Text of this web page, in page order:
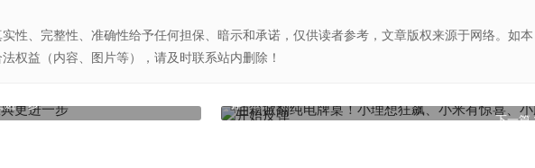
性、完整性、准确性给予任何担保、暗示和承诺，仅供读者参考，文章版权来源于网络。如本
权益（内容、图片等），请及时联系站内删除！
进一步
下一篇
弹